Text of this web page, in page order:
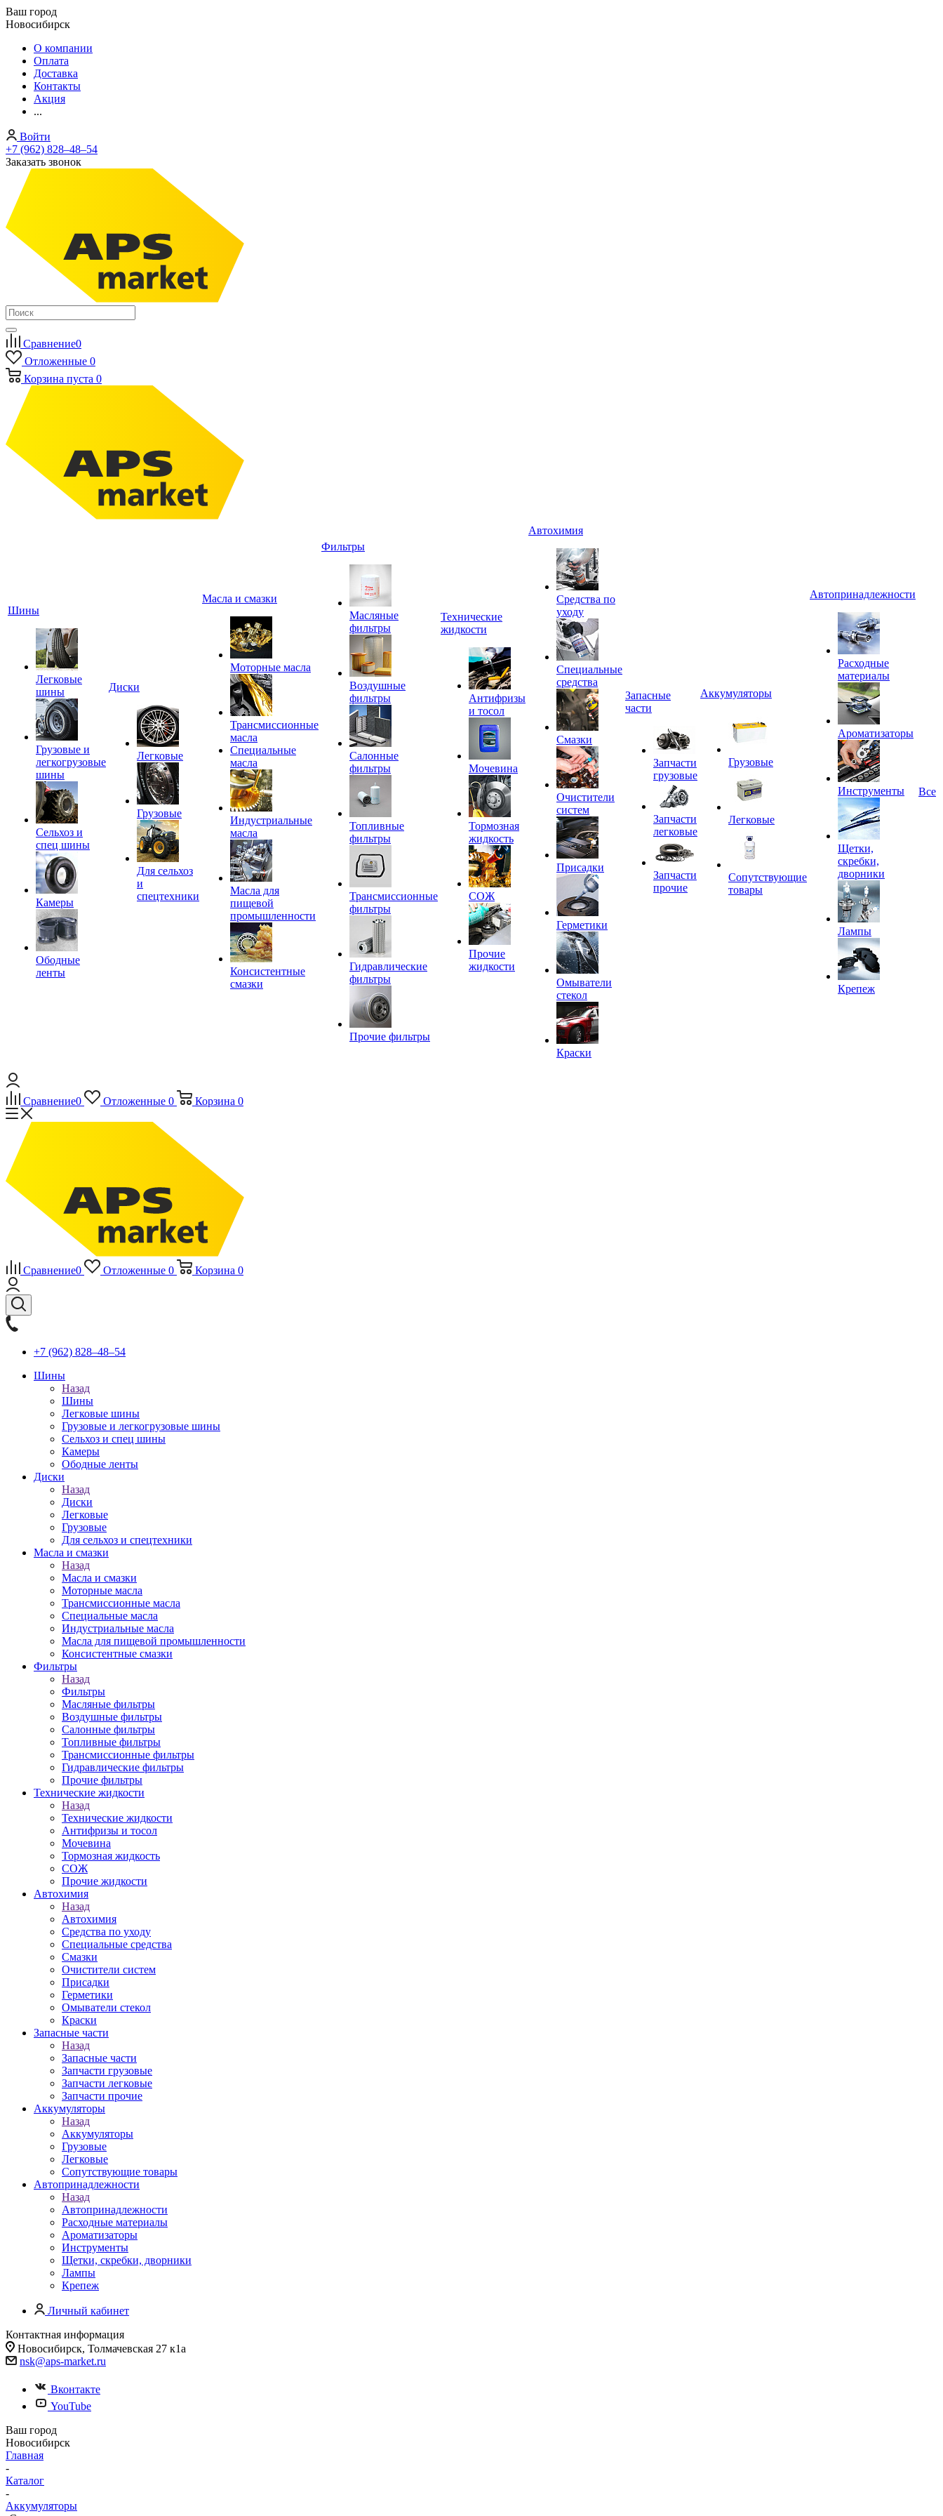
Ваш город
Новосибирск
О компании
Оплата
Доставка
Контакты
Акция
...
Войти
+7 (962) 828‒48‒54
Заказать звонок
Сравнение0
Отложенные 0
Корзина пуста 0
Шины
Легковые
шины
Грузовые и
легкогрузовые
шины
Сельхоз и
спец шины
Камеры
Ободные
ленты
Диски
Легковые
Грузовые
Для сельхоз
и
спецтехники
Масла и смазки
Моторные масла
Трансмиссионные
масла
Специальные
масла
Индустриальные
масла
Масла для
пищевой
промышленности
Консистентные
смазки
Фильтры
Масляные
фильтры
Воздушные
фильтры
Салонные
фильтры
Топливные
фильтры
Трансмиссионные
фильтры
Гидравлические
фильтры
Прочие фильтры
Технические
жидкости
Антифризы
и тосол
Мочевина
Тормозная
жидкость
СОЖ
Прочие
жидкости
Автохимия
Средства по
уходу
Специальные
средства
Смазки
Очистители
систем
Присадки
Герметики
Омыватели
стекол
Краски
Запасные
части
Запчасти
грузовые
Запчасти
легковые
Запчасти
прочие
Аккумуляторы
Грузовые
Легковые
Сопутствующие
товары
Автопринадлежности
Расходные
материалы
Ароматизаторы
Инструменты
Щетки,
скребки,
дворники
Лампы
Крепеж
Все
Сравнение0 Отложенные 0 Корзина 0
Сравнение0 Отложенные 0 Корзина 0
+7 (962) 828‒48‒54
Шины
Назад
Шины
Легковые шины
Грузовые и легкогрузовые шины
Сельхоз и спец шины
Камеры
Ободные ленты
Диски
Назад
Диски
Легковые
Грузовые
Для сельхоз и спецтехники
Масла и смазки
Назад
Масла и смазки
Моторные масла
Трансмиссионные масла
Специальные масла
Индустриальные масла
Масла для пищевой промышленности
Консистентные смазки
Фильтры
Назад
Фильтры
Масляные фильтры
Воздушные фильтры
Салонные фильтры
Топливные фильтры
Трансмиссионные фильтры
Гидравлические фильтры
Прочие фильтры
Технические жидкости
Назад
Технические жидкости
Антифризы и тосол
Мочевина
Тормозная жидкость
СОЖ
Прочие жидкости
Автохимия
Назад
Автохимия
Средства по уходу
Специальные средства
Смазки
Очистители систем
Присадки
Герметики
Омыватели стекол
Краски
Запасные части
Назад
Запасные части
Запчасти грузовые
Запчасти легковые
Запчасти прочие
Аккумуляторы
Назад
Аккумуляторы
Грузовые
Легковые
Сопутствующие товары
Автопринадлежности
Назад
Автопринадлежности
Расходные материалы
Ароматизаторы
Инструменты
Щетки, скребки, дворники
Лампы
Крепеж
Личный кабинет
Контактная информация
Новосибирск, Толмачевская 27 к1а
nsk@aps-market.ru
Вконтакте
YouTube
Ваш город
Новосибирск
Главная
-
Каталог
-
Аккумуляторы